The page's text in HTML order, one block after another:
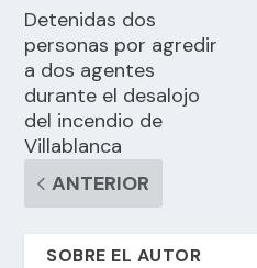
Detenidas dos
personas por agredir
a dos agentes
durante el desalojo
del incendio de
Villablanca
ANTERIOR
SOBRE EL AUTOR